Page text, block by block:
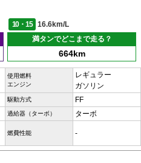
10・15
16.6km/L
満タンでどこまで走る？
664km
使用燃料
エンジン
レギュラー
ガソリン
駆動方式 FF
過給器（ターボ） ターボ
燃費性能 -